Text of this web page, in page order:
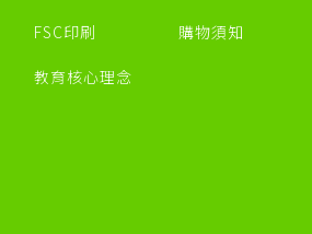
FSC印刷
教育核心理念
購物須知